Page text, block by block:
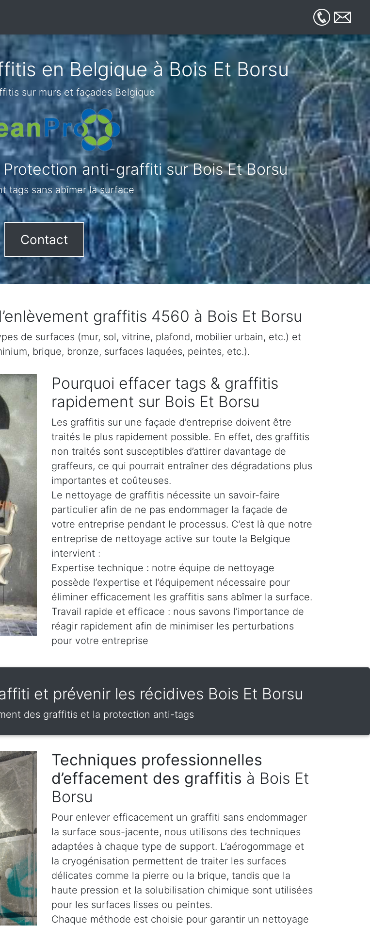
en Belgique à Bois Et Borsu
sur murs et façades Belgique
anti-graffiti sur Bois Et Borsu
tags sans abîmer la surface
Contact
graffitis 4560 à Bois Et Borsu
de surfaces (mur, sol, vitrine, plafond, mobilier urbain, etc.) et
brique, bronze, surfaces laquées, peintes, etc.).
Pourquoi effacer tags & graffitis
rapidement sur Bois Et Borsu
Les graffitis sur une façade d’entreprise doivent être
traités le plus rapidement possible. En effet, des graffitis
non traités sont susceptibles d’attirer davantage de
graffeurs, ce qui pourrait entraîner des dégradations plus
importantes et coûteuses.
Le nettoyage de graffitis nécessite un savoir-faire
particulier afin de ne pas endommager la façade de
votre entreprise pendant le processus. C’est là que notre
entreprise de nettoyage active sur toute la Belgique
intervient :
Expertise technique : notre équipe de nettoyage
possède l’expertise et l’équipement nécessaire pour
éliminer efficacement les graffitis sans abîmer la surface.
Travail rapide et efficace : nous savons l’importance de
réagir rapidement afin de minimiser les perturbations
pour votre entreprise
et prévenir les récidives Bois Et Borsu
des graffitis et la protection anti-tags
Techniques professionnelles
d’effacement des graffitis à Bois Et
Borsu
Pour enlever efficacement un graffiti sans endommager
la surface sous-jacente, nous utilisons des techniques
adaptées à chaque type de support. L’aérogommage et
la cryogénisation permettent de traiter les surfaces
délicates comme la pierre ou la brique, tandis que la
haute pression et la solubilisation chimique sont utilisées
pour les surfaces lisses ou peintes.
Chaque méthode est choisie pour garantir un nettoyage